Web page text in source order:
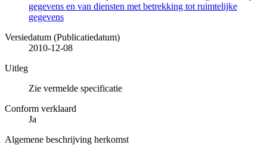
gegevens en van diensten met betrekking tot ruimtelijke
gegevens
Versiedatum (Publicatiedatum)
2010-12-08
Uitleg
Zie vermelde specificatie
Conform verklaard
Ja
Algemene beschrijving herkomst